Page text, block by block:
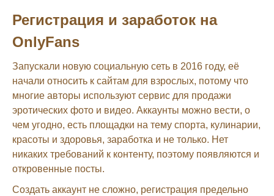
Регистрация и заработок на
OnlyFans
Запускали новую социальную сеть в 2016 году, её
начали относить к сайтам для взрослых, потому что
многие авторы используют сервис для продажи
эротических фото и видео. Аккаунты можно вести, о
чем угодно, есть площадки на тему спорта, кулинарии,
красоты и здоровья, заработка и не только. Нет
никаких требований к контенту, поэтому появляются и
откровенные посты.
Создать аккаунт не сложно, регистрация предельно